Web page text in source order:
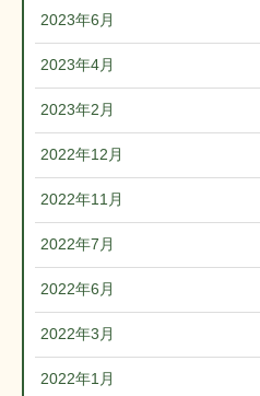
2023年6月
2023年4月
2023年2月
2022年12月
2022年11月
2022年7月
2022年6月
2022年3月
2022年1月